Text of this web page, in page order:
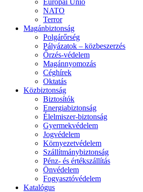
Európai Unió
NATO
Terror
Magánbiztonság
Polgárőrség
Pályázatok – közbeszerzés
Őrzés-védelem
Magánnyomozás
Céghírek
Oktatás
Közbiztonság
Biztosítók
Energiabiztonság
Élelmiszer-biztonság
Gyermekvédelem
Jogvédelem
Környezetvédelem
Szállítmánybiztonság
Pénz- és értékszállítás
Önvédelem
Fogyasztóvédelem
Katalógus